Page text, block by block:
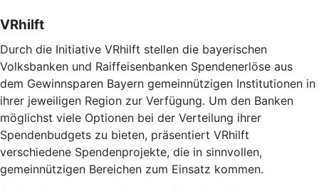
VRhilft
Durch die Initiative VRhilft stellen die bayerischen
Volksbanken und Raiffeisenbanken Spendenerlöse aus
dem Gewinnsparen Bayern gemeinnützigen Institutionen in
ihrer jeweiligen Region zur Verfügung. Um den Banken
möglichst viele Optionen bei der Verteilung ihrer
Spendenbudgets zu bieten, präsentiert VRhilft
verschiedene Spendenprojekte, die in sinnvollen,
gemeinnützigen Bereichen zum Einsatz kommen.